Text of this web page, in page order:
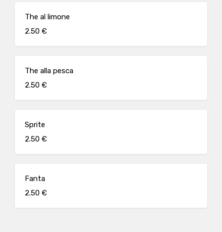
The al limone
2.50 €
The alla pesca
2.50 €
Sprite
2.50 €
Fanta
2.50 €